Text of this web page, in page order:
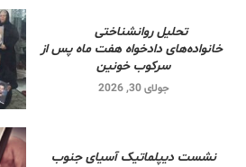
تحلیل روانشناختی
خانواده‌های دادخواه هفت ماه پس از
سرکوب خونین
جولای 30, 2026
نشست دیپلماتیک آسیای جنوب